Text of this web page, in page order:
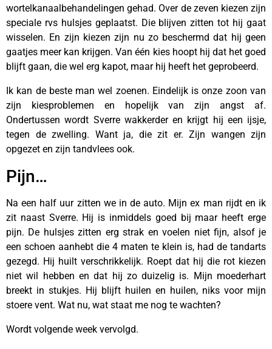
wortelkanaalbehandelingen gehad. Over de zeven kiezen zijn
speciale rvs hulsjes geplaatst. Die blijven zitten tot hij gaat
wisselen. En zijn kiezen zijn nu zo beschermd dat hij geen
gaatjes meer kan krijgen. Van één kies hoopt hij dat het goed
blijft gaan, die wel erg kapot, maar hij heeft het geprobeerd.
Ik kan de beste man wel zoenen. Eindelijk is onze zoon van
zijn kiesproblemen en hopelijk van zijn angst af.
Ondertussen wordt Sverre wakkerder en krijgt hij een ijsje,
tegen de zwelling. Want ja, die zit er. Zijn wangen zijn
opgezet en zijn tandvlees ook.
Pijn…
Na een half uur zitten we in de auto. Mijn ex man rijdt en ik
zit naast Sverre. Hij is inmiddels goed bij maar heeft erge
pijn. De hulsjes zitten erg strak en voelen niet fijn, alsof je
een schoen aanhebt die 4 maten te klein is, had de tandarts
gezegd. Hij huilt verschrikkelijk. Roept dat hij die rot kiezen
niet wil hebben en dat hij zo duizelig is. Mijn moederhart
breekt in stukjes. Hij blijft huilen en huilen, niks voor mijn
stoere vent. Wat nu, wat staat me nog te wachten?
Wordt volgende week vervolgd.